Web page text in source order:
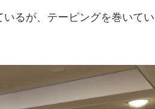
るが、テーピングを巻いてい